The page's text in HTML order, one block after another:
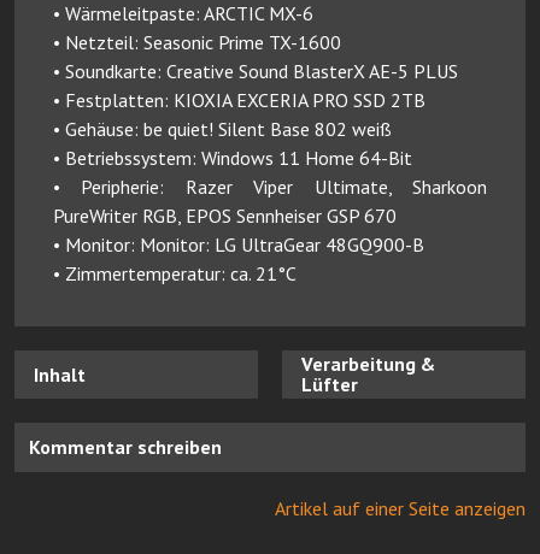
• Wärmeleitpaste: ARCTIC MX-6
• Netzteil: Seasonic Prime TX-1600
• Soundkarte: Creative Sound BlasterX AE-5 PLUS
• Festplatten: KIOXIA EXCERIA PRO SSD 2TB
• Gehäuse: be quiet! Silent Base 802 weiß
• Betriebssystem: Windows 11 Home 64-Bit
• Peripherie: Razer Viper Ultimate, Sharkoon
PureWriter RGB, EPOS Sennheiser GSP 670
• Monitor: Monitor: LG UltraGear 48GQ900-B
• Zimmertemperatur: ca. 21°C
Inhalt
Verarbeitung &
Lüfter
Kommentar schreiben
Artikel auf einer Seite anzeigen